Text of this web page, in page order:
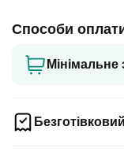
Способи